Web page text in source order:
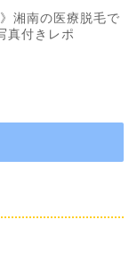
湘南の医療脱毛で
真付きレポ